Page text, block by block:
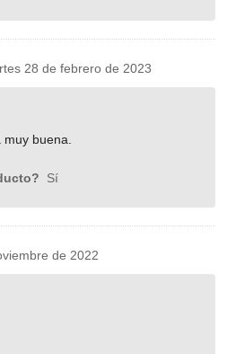
28 de febrero de 2023
muy buena.
Sí
de 2022